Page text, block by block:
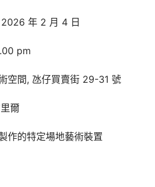
年 2 月 4 日
pm
空間, 氹仔買賣街 29-31 號
爾
作的特定場地藝術裝置